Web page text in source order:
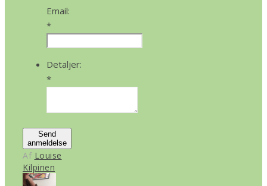
Email:
*
Detaljer:
*
Send
anmeldelse
Af Louise
Kilpinen